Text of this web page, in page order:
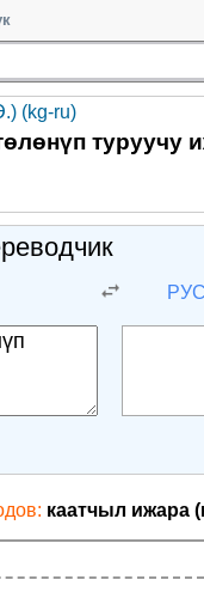
(kg-ru)
туруучу
каатчыл ижара